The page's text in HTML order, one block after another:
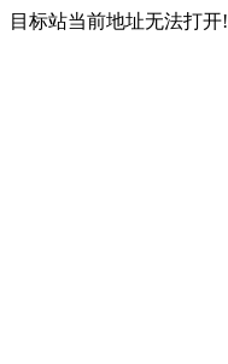
目标站当前地址无法打开!